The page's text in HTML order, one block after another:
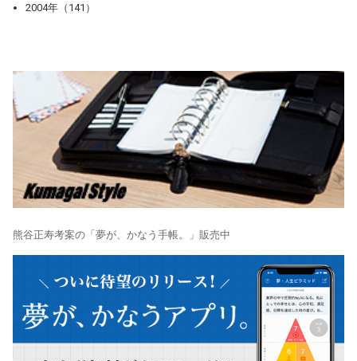
2004年（141）
熊谷正寿考案の「夢が、かなう手帳。」販売中